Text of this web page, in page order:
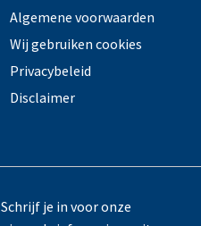
Algemene voorwaarden
Wij gebruiken cookies
Privacybeleid
Disclaimer
Schrijf je in voor onze